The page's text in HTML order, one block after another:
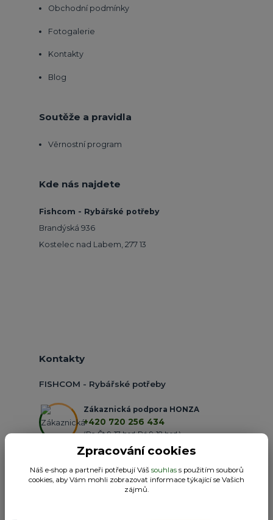
Obchodní podmínky
Fotogalerie
Kontakty
Blog
Soutěže a pravidla
Věrnostní program
Kde nás najdete
Fishcom - Rybářské potřeby
Brandýská 936
Kostelec nad Labem, 277 13
Kontakty
FISHCOM - Rybářské potřeby
Zákaznická podpora HONZA
+420 720 256 434
(Po-Čt 9-17 hod.,Pá 9-18 hod.)
Zpracování cookies
Náš e-shop a partneři potřebují Váš souhlass použitím souborů
cookies, aby Vám mohli zobrazovat informace týkající se Vašich
zájmů.